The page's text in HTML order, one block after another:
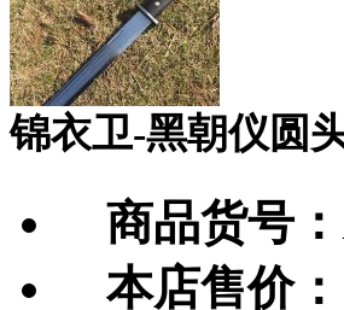
锦衣卫-黑朝仪圆
商品货号：
本店售价：